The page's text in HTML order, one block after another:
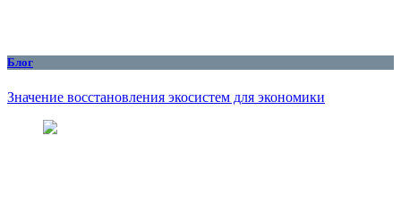
Блог
Значение восстановления экосистем для экономики